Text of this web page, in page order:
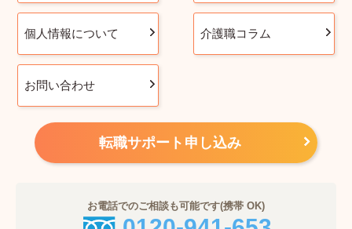
個人情報について 介護職コラム
お問い合わせ
転職サポート申し込み
お電話でのご相談も可能です(携帯 OK)